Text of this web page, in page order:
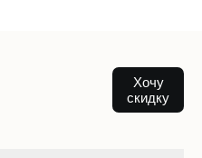
Хочу
скидку